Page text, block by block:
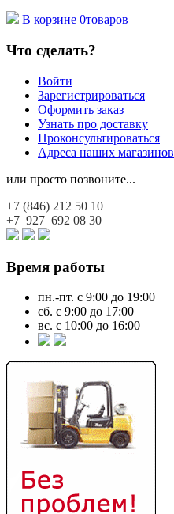
В корзине 0товаров
Что сделать?
Войти
Зарегистрироваться
Оформить заказ
Узнать про доставку
Проконсультироваться
Адреса наших магазинов
или просто позвоните...
+7 (846) 212 50 10
+7 927 692 08 30
Время работы
пн.-пт. с 9:00 до 19:00
сб. с 9:00 до 17:00
вс. с 10:00 до 16:00